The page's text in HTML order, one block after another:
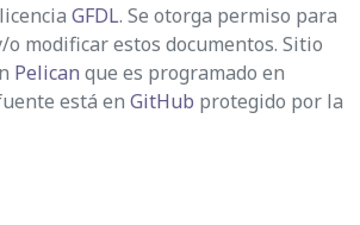
GFDL. Se otorga permiso para
modificar estos documentos. Sitio
Pelican que es programado en
está en GitHub protegido por la